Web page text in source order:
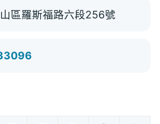
區羅斯福路六段256號